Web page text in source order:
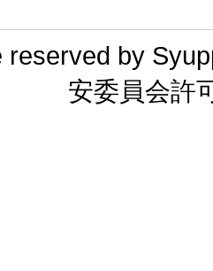
reserved by
安委員会許